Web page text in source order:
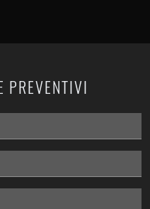
PREVENTIVI